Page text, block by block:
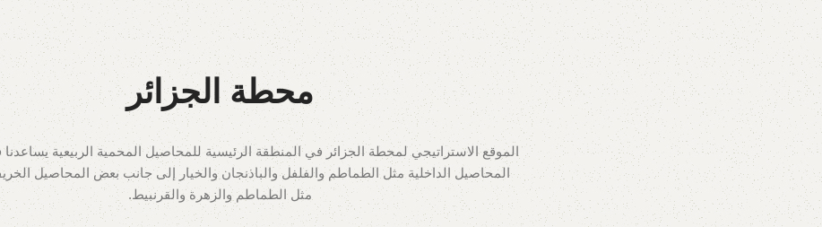
محطة الجزائر
الموقع الاستراتيجي لمحطة الجزائر في المنطقة الرئيسية للمحاصيل المحمية الربيعية يساعدنا
المحاصيل الداخلية مثل الطماطم والفلفل والباذنجان والخيار إلى جانب بعض المحاصيل
مثل الطماطم والزهرة والقرنبيط.